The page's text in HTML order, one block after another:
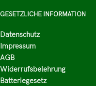
GESETZLICHE INFORMATION
Datenschutz
Impressum
AGB
Widerrufsbelehrung
Batteriegesetz